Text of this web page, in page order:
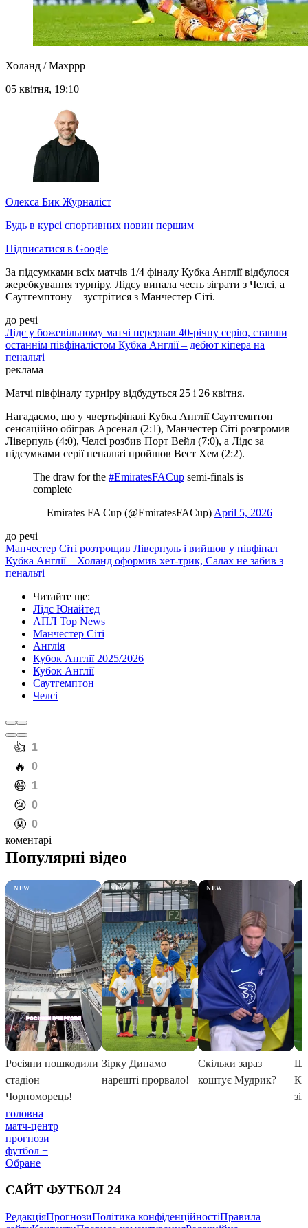
Холанд / Maxppp
05 квітня, 19:10
Олекса Бик Журналіст
Будь в курсі спортивних новин першим
Підписатися в Google
За підсумками всіх матчів 1/4 фіналу Кубка Англії відбулося
жеребкування турніру. Лідсу випала честь зіграти з Челсі, а
Саутгемптону – зустрітися з Манчестер Сіті.
до речі
Лідс у божевільному матчі перервав 40-річну серію, ставши
останнім півфіналістом Кубка Англії – дебют кіпера на
пенальті
реклама
Матчі півфіналу турніру відбудуться 25 і 26 квітня.
Нагадаємо, що у чвертьфіналі Кубка Англії Саутгемптон
сенсаційно обіграв Арсенал (2:1), Манчестер Сіті розгромив
Ліверпуль (4:0), Челсі розбив Порт Вейл (7:0), а Лідс за
підсумками серії пенальті пройшов Вест Хем (2:2).
The draw for the #EmiratesFACup semi-finals is
complete
— Emirates FA Cup (@EmiratesFACup) April 5, 2026
до речі
Манчестер Сіті розтрощив Ліверпуль і вийшов у півфінал
Кубка Англії – Холанд оформив хет-трик, Салах не забив з
пенальті
Читайте ще:
Лідс Юнайтед
АПЛ Top News
Манчестер Сіті
Англія
Кубок Англії 2025/2026
Кубок Англії
Саутгемптон
Челсі
️👍 1
️🔥 0
️😄 1
️😢 0
️🤬 0
коментарі
головна
матч-центр
прогнози
футбол +
Обране
САЙТ ФУТБОЛ 24
РедакціяПрогнозиПолітика конфіденційностіПравила